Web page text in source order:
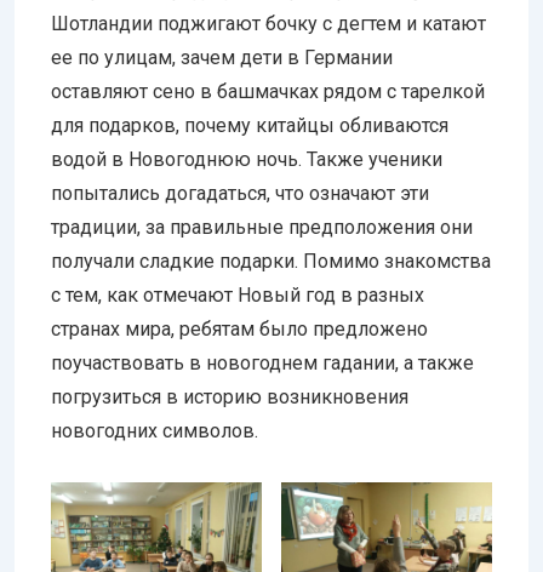
Шотландии поджигают бочку с дегтем и катают
ее по улицам, зачем дети в Германии
оставляют сено в башмачках рядом с тарелкой
для подарков, почему китайцы обливаются
водой в Новогоднюю ночь. Также ученики
попытались догадаться, что означают эти
традиции, за правильные предположения они
получали сладкие подарки. Помимо знакомства
с тем, как отмечают Новый год в разных
странах мира, ребятам было предложено
поучаствовать в новогоднем гадании, а также
погрузиться в историю возникновения
новогодних символов.